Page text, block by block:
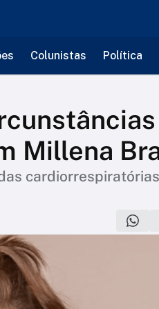
Colunistas Política
Millena